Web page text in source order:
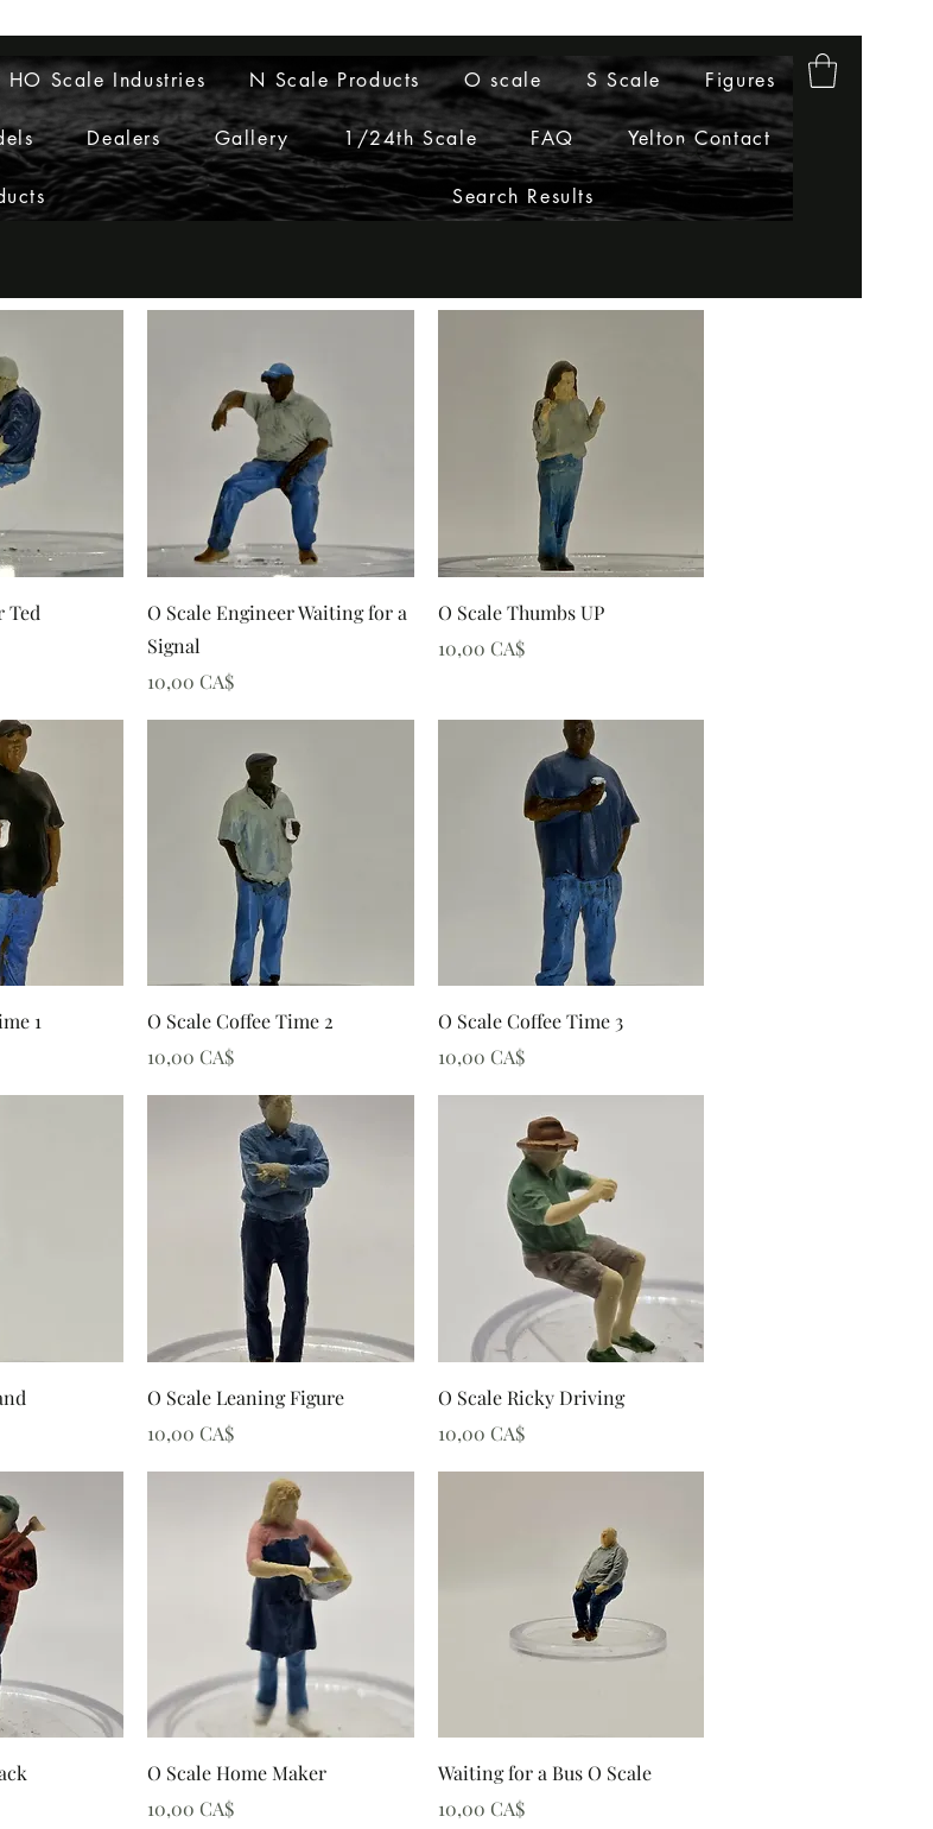
to Life
HO Scale Industries N Scale Products O scale S Scale Figures
Dealers Gallery 1/24th Scale FAQ Yelton Contact
Search Results
Ted
Schnellansicht
O Scale Engineer Waiting for a
Signal
Preis
10,00 CA$
Schnellansicht
O Scale Thumbs UP
Preis
10,00 CA$
1
Schnellansicht
O Scale Coffee Time 2
Preis
10,00 CA$
Schnellansicht
O Scale Coffee Time 3
Preis
10,00 CA$
Schnellansicht
O Scale Leaning Figure
Preis
10,00 CA$
Schnellansicht
O Scale Ricky Driving
Preis
10,00 CA$
Schnellansicht
O Scale Home Maker
Preis
10,00 CA$
Schnellansicht
Waiting for a Bus O Scale
Preis
10,00 CA$